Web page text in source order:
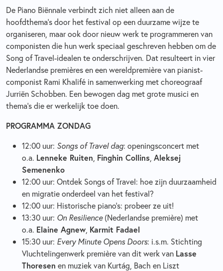
De Piano Biënnale verbindt zich niet alleen aan de
hoofdthema’s door het festival op een duurzame wijze te
organiseren, maar ook door nieuw werk te programmeren van
componisten die hun werk speciaal geschreven hebben om de
Song of Travel-idealen te onderschrijven. Dat resulteert in vier
Nederlandse premières en een wereldpremière van pianist-
componist Rami Khalifé in samenwerking met choreograaf
Jurriën Schobben. Een bewogen dag met grote musici en
thema’s die er werkelijk toe doen.
PROGRAMMA ZONDAG
12:00 uur: Songs of Travel dag: openingsconcert met
o.a. Lenneke Ruiten Finghin Collins Aleksej
Semenenko
12:00 uur: Ontdek Songs of Travel: hoe zijn duurzaamheid
en migratie onderdeel van het festival?
12:00 uur: Historische piano's: probeer ze uit!
13:30 uur: On Resilience(Nederlandse première) met
o.a. Elaine Agnew Karmit Fadael
15:30 uur: Every Minute Opens Doors: i.s.m. Stichting
Vluchtelingenwerk première van dit werk van Lasse
Thoresen en muziek van Kurtág, Bach en Liszt